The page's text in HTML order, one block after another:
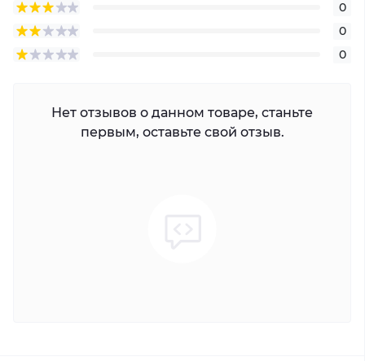
Интегрированный дизайн может уменьшить
проблемы с электропроводкой, что делает его более
экономичным и удобным для установки.
Система HDCVI поддерживает передачу на большие
0
0
0
Нет отзывов о данном товаре, станьте
первым, оставьте свой отзыв.